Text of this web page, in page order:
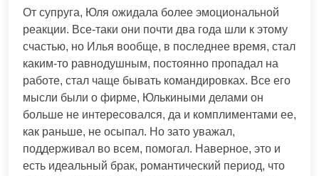
От супруга, Юля ожидала более эмоциональной
реакции. Все-таки они почти два года шли к этому
счастью, но Илья вообще, в последнее время, стал
каким-то равнодушным, постоянно пропадал на
работе, стал чаще бывать командировках. Все его
мысли были о фирме, Юлькиными делами он
больше не интересовался, да и комплиментами ее,
как раньше, не осыпал. Но зато уважал,
поддерживал во всем, помогал. Наверное, это и
есть идеальный брак, романтический период, что